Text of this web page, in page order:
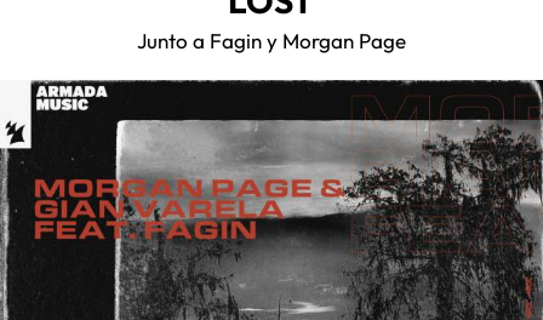
Junto a Fagin y Morgan Page